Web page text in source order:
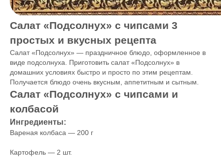
Салат «Подсолнух» с чипсами 3
простых и вкусных рецепта
Салат «Подсолнух» — праздничное блюдо, оформленное в
виде подсолнуха. Приготовить салат «Подсолнух» в
домашних условиях быстро и просто по этим рецептам.
Получается блюдо очень вкусным, аппетитным и сытным.
Салат «Подсолнух» с чипсами и
колбасой
Ингредиенты:
Вареная колбаса — 200 г
Картофель — 2 шт.